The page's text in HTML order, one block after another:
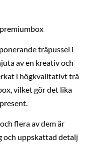
träpussel i
av en kreativ och
i högkvalitativt trä
vilket gör det lika
flera av dem är
och uppskattad detalj